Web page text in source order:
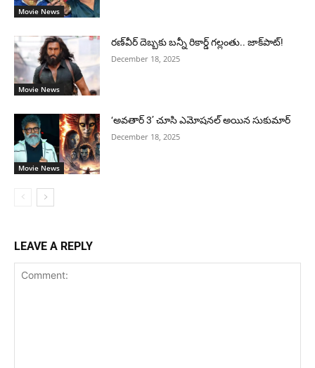
Movie News
Movie News
రణ్‌వీర్ దెబ్బకు బన్నీ రికార్డ్ గల్లంతు.. జాక్‌పాట్!
December 18, 2025
Movie News
‘అవతార్ 3’ చూసి ఎమోషనల్ అయిన సుకుమార్
December 18, 2025
LEAVE A REPLY